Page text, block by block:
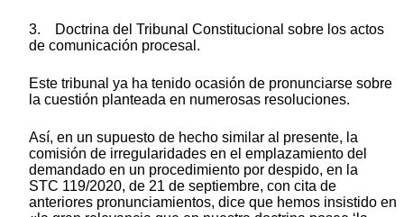
3. Doctrina del Tribunal Constitucional sobre los actos
de comunicación procesal.
Este tribunal ya ha tenido ocasión de pronunciarse sobre
la cuestión planteada en numerosas resoluciones.
Así, en un supuesto de hecho similar al presente, la
comisión de irregularidades en el emplazamiento del
demandado en un procedimiento por despido, en la
STC 119/2020, de 21 de septiembre, con cita de
anteriores pronunciamientos, dice que hemos insistido en